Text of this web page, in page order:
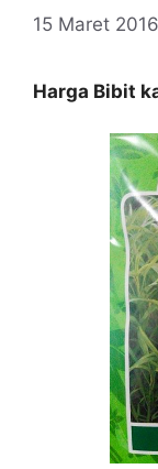
15 Maret 2016
Harga Bibit